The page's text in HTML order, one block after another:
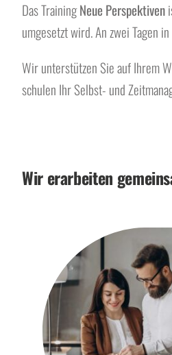
Das TrainingNeue Perspektiven
umgesetzt wird. An zwei Tagen
Wir unterstützen Sie auf Ihrem
schulen Ihr Selbst- und
Wir erarbeiten